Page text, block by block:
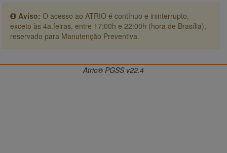
Aviso: O acesso ao ATRIO é contínuo e ininterrupto,
exceto às 4a.feiras, entre 17:00h e 22:00h (hora de Brasília),
reservado para Manutenção Preventiva.
Atrio® PGSS v22.4